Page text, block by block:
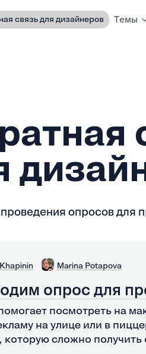
связь для дизайнеров Темы
опросов для
Marina Potapova
опрос для
посмотреть на
на улице или в
которую сложно получить